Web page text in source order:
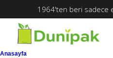
1964'ten beri sadece
Anasayfa